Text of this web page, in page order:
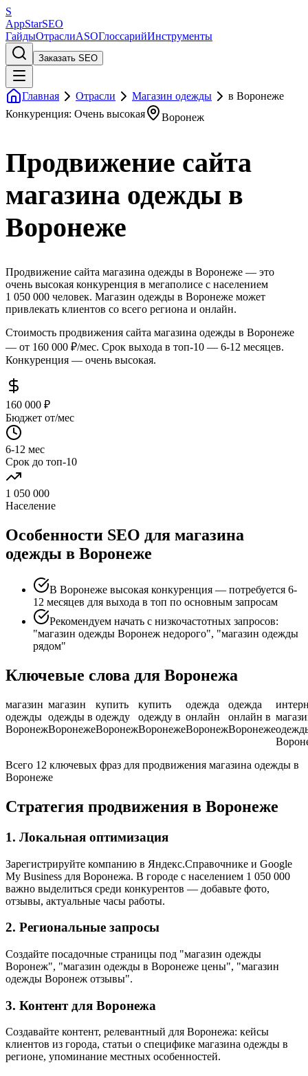
S
AppStarSEO
ГайдыОтраслиASOГлоссарийИнструменты
Заказать SEO
Главная Отрасли Магазин одежды
в Воронеже
Конкуренция: Очень высокая
Воронеж
Продвижение сайта
магазина одежды в
Воронеже
Продвижение сайта магазина одежды в Воронеже — это
очень высокая конкуренция в мегаполисе с населением
1 050 000 человек. Магазин одежды в Воронеже может
привлекать клиентов со всего региона и онлайн.
Стоимость продвижения сайта магазина одежды в Воронеже
— от 160 000 ₽/мес. Срок выхода в топ-10 — 6-12 месяцев.
Конкуренция — очень высокая.
160 000 ₽
Бюджет от/мес
6-12 мес
Срок до топ-10
1 050 000
Население
Особенности SEO для магазина
одежды в Воронеже
В Воронеже высокая конкуренция — потребуется 6-
12 месяцев для выхода в топ по основным запросам
Рекомендуем начать с низкочастотных запросов:
"магазин одежды Воронеж недорого", "магазин одежды
рядом"
Ключевые слова для Воронежа
магазин
одежды
Воронеж
магазин
одежды в
Воронеже
купить
одежду
Воронеж
купить
одежду в
Воронеже
одежда
онлайн
Воронеж
одежда
онлайн в
Воронеже
Всего 12 ключевых фраз для продвижения магазина одежды в
Воронеже
Стратегия продвижения в Воронеже
1. Локальная оптимизация
Зарегистрируйте компанию в Яндекс.Справочнике и Google
My Business для Воронежа. В городе с населением 1 050 000
важно выделиться среди конкурентов — добавьте фото,
отзывы, актуальные часы работы.
2. Региональные запросы
Создайте посадочные страницы под "магазин одежды
Воронеж", "магазин одежды в Воронеже цены", "магазин
одежды Воронеж отзывы".
3. Контент для Воронежа
Создавайте контент, релевантный для Воронежа: кейсы
клиентов из города, статьи о специфике магазина одежды в
регионе, упоминание местных особенностей.